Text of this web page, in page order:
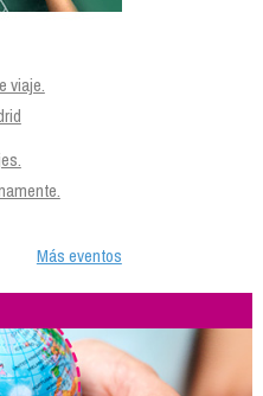
viaje.
Más eventos